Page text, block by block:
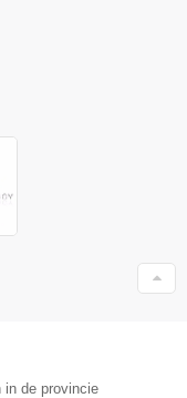
in de provincie